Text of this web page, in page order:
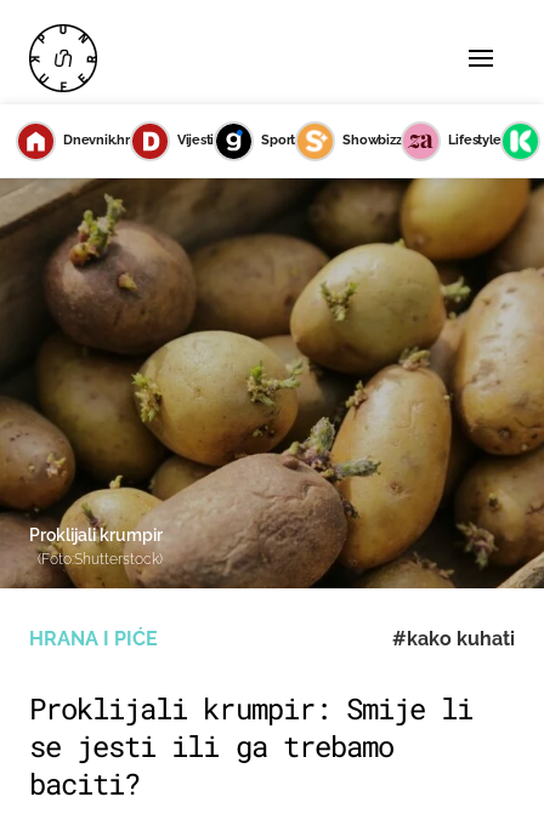
Dnevnik.hr Vijesti Sport Showbizz Lifestyle
HRANA I PIĆE #kako kuhati
Proklijali krumpir: Smije li
se jesti ili ga trebamo
baciti?
Proklijali krumpir
(Foto:Shutterstock)